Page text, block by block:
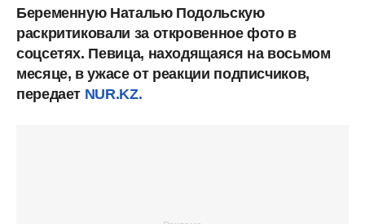
Беременную Наталью Подольскую
раскритиковали за откровенное фото в
соцсетях. Певица, находящаяся на восьмом
месяце, в ужасе от реакции подписчиков,
передает NUR.KZ.